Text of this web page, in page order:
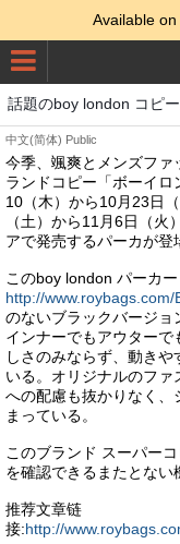
Available on
話題のboy london コピ
中文(简体) Public
今季、颯爽とメンズフ
ランドコピー「ボーイロ
10（木）から10月23日
（土）から11月6日（火
アで発売するパーカが登
このboy london パーカ
http://www.roybags.com/
のないブラックバージョ
インナーでもアウター
しさのみならず、動き
いる。オリジナルのフ
への配慮も抜かりなく、
まっている。
このブランド スーパー
を確認できるまたとない
推荐文章链
接:http://